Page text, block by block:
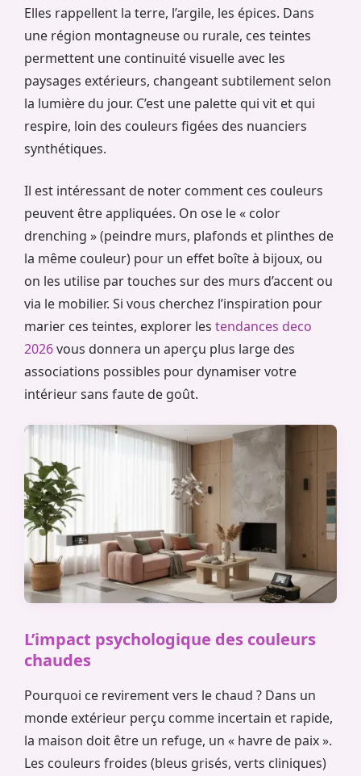
Elles rappellent la terre, l’argile, les épices. Dans
une région montagneuse ou rurale, ces teintes
permettent une continuité visuelle avec les
paysages extérieurs, changeant subtilement selon
la lumière du jour. C’est une palette qui vit et qui
respire, loin des couleurs figées des nuanciers
synthétiques.
Il est intéressant de noter comment ces couleurs
peuvent être appliquées. On ose le « color
drenching » (peindre murs, plafonds et plinthes de
la même couleur) pour un effet boîte à bijoux, ou
on les utilise par touches sur des murs d’accent ou
via le mobilier. Si vous cherchez l’inspiration pour
marier ces teintes, explorer les tendances deco
2026vous donnera un aperçu plus large des
associations possibles pour dynamiser votre
intérieur sans faute de goût.
L’impact psychologique des couleurs
chaudes
Pourquoi ce revirement vers le chaud ? Dans un
monde extérieur perçu comme incertain et rapide,
la maison doit être un refuge, un « havre de paix ».
Les couleurs froides (bleus grisés, verts cliniques)